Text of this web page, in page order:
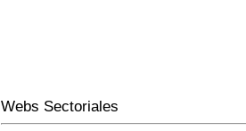
Webs Sectoriales